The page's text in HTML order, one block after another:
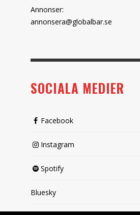
Annonser:
annonsera@globalbar.se
SOCIALA MEDIER
Facebook
Instagram
Spotify
Bluesky